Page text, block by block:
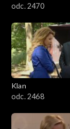
odc. 2470
Klan
odc. 2468